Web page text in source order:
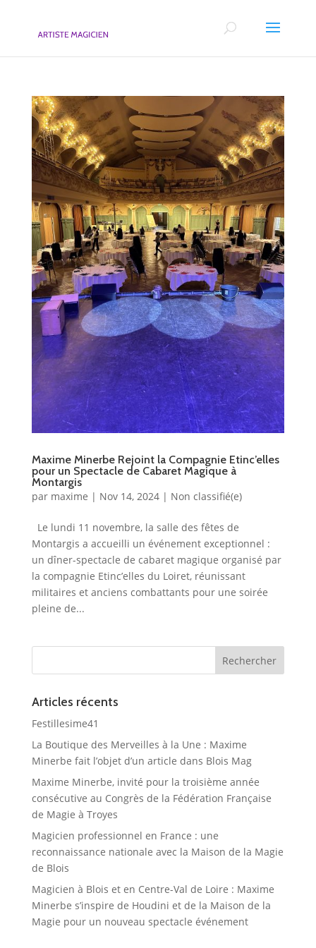
Maxime Minerbe Rejoint la Compagnie Etinc’elles
pour un Spectacle de Cabaret Magique à
Montargis
par maxime | Nov 14, 2024| Non classifié(e)
Le lundi 11 novembre, la salle des fêtes de
Montargis a accueilli un événement exceptionnel :
un dîner-spectacle de cabaret magique organisé par
la compagnie Etinc’elles du Loiret, réunissant
militaires et anciens combattants pour une soirée
pleine de...
Articles récents
Festillesime41
La Boutique des Merveilles à la Une : Maxime
Minerbe fait l’objet d’un article dans Blois Mag
Maxime Minerbe, invité pour la troisième année
consécutive au Congrès de la Fédération Française
de Magie à Troyes
Magicien professionnel en France : une
reconnaissance nationale avec la Maison de la Magie
de Blois
Magicien à Blois et en Centre-Val de Loire : Maxime
Minerbe s’inspire de Houdini et de la Maison de la
Magie pour un nouveau spectacle événement